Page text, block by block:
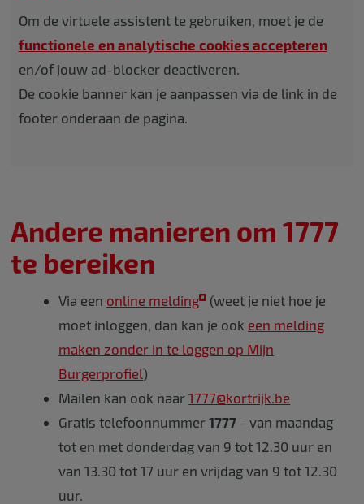
Om de virtuele assistent te gebruiken, moet je de
functionele en analytische cookies accepteren
en/of jouw ad-blocker deactiveren.
De cookie banner kan je aanpassen via de link in de
footer onderaan de pagina.
Andere manieren om 1777
te bereiken
Via een online melding
(weet je niet hoe je
moet inloggen, dan kan je ook een melding
maken zonder in te loggen op Mijn
Burgerprofiel)
Mailen kan ook naar1777@kortrijk.be
Gratis telefoonnummer1777 - van maandag
tot en met donderdag van 9 tot 12.30 uur en
van 13.30 tot 17 uur en vrijdag van 9 tot 12.30
uur.